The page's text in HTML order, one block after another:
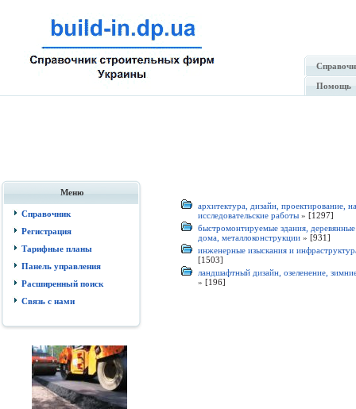
Помощь
Меню
Справочник
Регистрация
Тарифные планы
Панель управления
Расширенный поиск
Связь с нами
архитектура, дизайн, проектирование,
исследовательские работы» [1297]
быстромонтируемые здания, деревянные
дома, металлоконструкции» [931]
инженерные изыскания и
[1503]
ландшафтный дизайн, озеленение,
» [196]